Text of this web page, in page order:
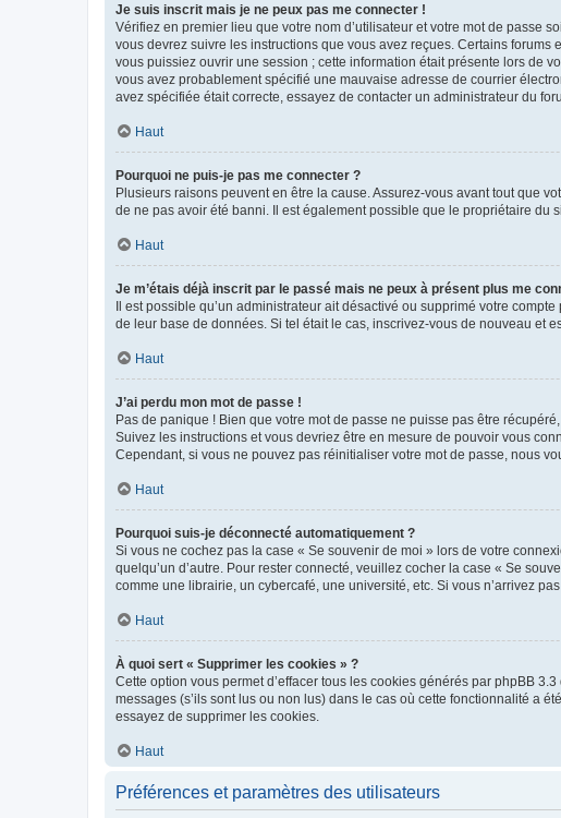
Je suis inscrit mais je ne peux pas me connecter !
Vérifiez en premier lieu que votre nom d’utilisateur et votre mot de passe
vous devrez suivre les instructions que vous avez reçues. Certains
vous puissiez ouvrir une session ; cette information était présente lors de
vous avez probablement spécifié une mauvaise adresse de courrier
avez spécifiée était correcte, essayez de contacter un administrateur du
Haut
Pourquoi ne puis-je pas me connecter ?
Plusieurs raisons peuvent en être la cause. Assurez-vous avant tout que
de ne pas avoir été banni. Il est également possible que le propriétaire du
Haut
Je m’étais déjà inscrit par le passé mais ne peux à présent plus me
Il est possible qu’un administrateur ait désactivé ou supprimé votre
de leur base de données. Si tel était le cas, inscrivez-vous de nouveau et
Haut
J’ai perdu mon mot de passe !
Pas de panique ! Bien que votre mot de passe ne puisse pas être
Suivez les instructions et vous devriez être en mesure de pouvoir vous
Cependant, si vous ne pouvez pas réinitialiser votre mot de passe, nous
Haut
Pourquoi suis-je déconnecté automatiquement ?
Si vous ne cochez pas la case « Se souvenir de moi » lors de votre
quelqu’un d’autre. Pour rester connecté, veuillez cocher la case « Se
comme une librairie, un cybercafé, une université, etc. Si vous n’arrivez
Haut
À quoi sert « Supprimer les cookies » ?
Cette option vous permet d’effacer tous les cookies générés par phpBB
messages (s’ils sont lus ou non lus) dans le cas où cette fonctionnalité a
essayez de supprimer les cookies.
Haut
Préférences et paramètres des utilisateurs